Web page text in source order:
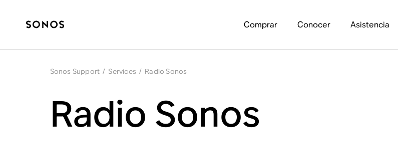
Comprar Conocer Asistencia
Sonos Support / Services / Radio Sonos
Radio Sonos